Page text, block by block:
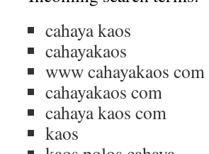
cahaya kaos
cahayakaos
www cahayakaos com
cahayakaos com
cahaya kaos com
kaos